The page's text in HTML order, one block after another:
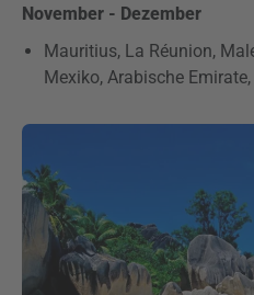
November - Dezember
Mauritius, La Réunion,
Mexiko, Arabische